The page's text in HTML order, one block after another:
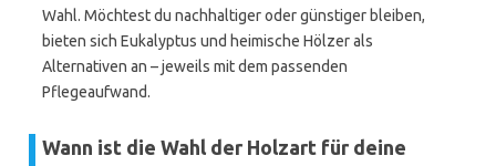
Wahl. Möchtest du nachhaltiger oder günstiger bleiben,
bieten sich Eukalyptus und heimische Hölzer als
Alternativen an – jeweils mit dem passenden
Pflegeaufwand.
Wann ist die Wahl der Holzart für deine